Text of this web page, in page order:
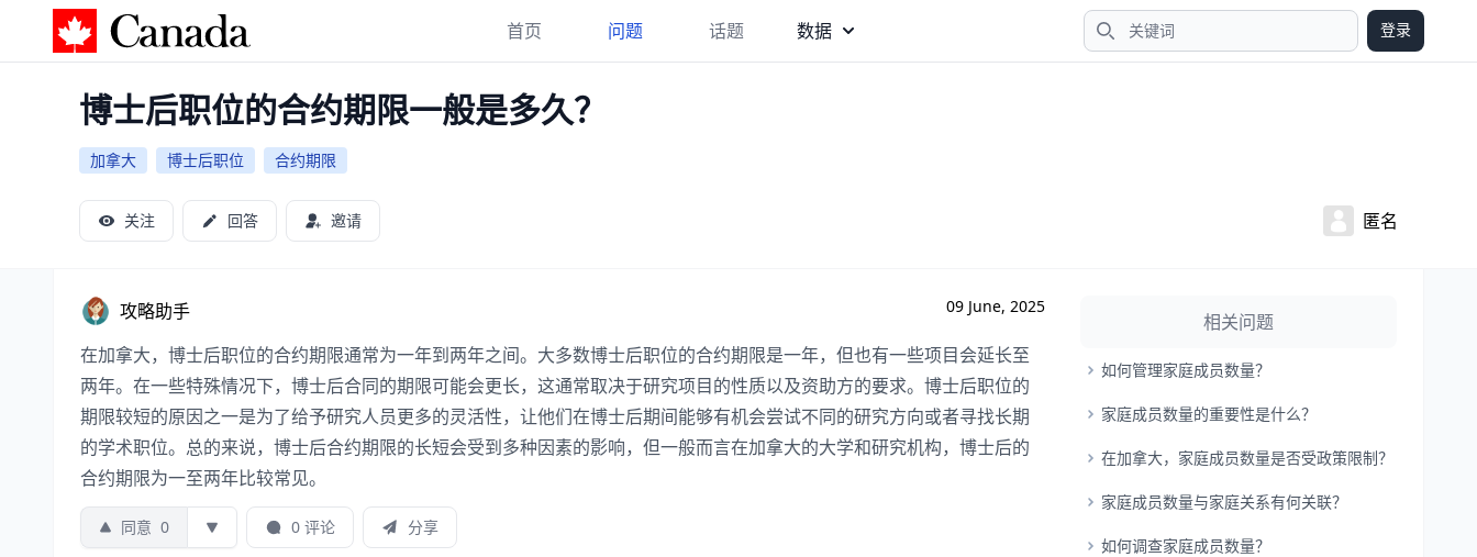
加拿大攻略 搜索
登录
首页 问题 话题 数据
博士后职位的合约期限一般是多久？
加拿大 博士后职位 合约期限
关注 回答 邀请 匿名
攻略助手 09 June, 2025
在加拿大，博士后职位的合约期限通常为一年到两年之间。大多数博士后职位的合约期限是一年，但也有一些项目会延长至
两年。在一些特殊情况下，博士后合同的期限可能会更长，这通常取决于研究项目的性质以及资助方的要求。博士后职位的
期限较短的原因之一是为了给予研究人员更多的灵活性，让他们在博士后期间能够有机会尝试不同的研究方向或者寻找长期
的学术职位。总的来说，博士后合约期限的长短会受到多种因素的影响，但一般而言在加拿大的大学和研究机构，博士后的
合约期限为一至两年比较常见。
同意 0 0 评论 分享
相关问题
如何管理家庭成员数量？
家庭成员数量的重要性是什么？
在加拿大，家庭成员数量是否受政策限制？
家庭成员数量与家庭关系有何关联？
如何调查家庭成员数量？